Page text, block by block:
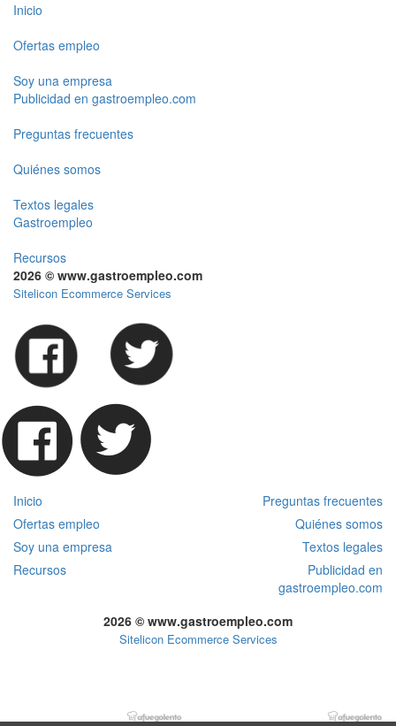
Inicio
Ofertas empleo
Soy una empresa
Publicidad en gastroempleo.com
Preguntas frecuentes
Quiénes somos
Textos legales
Gastroempleo
Recursos
2026 © www.gastroempleo.com
Sitelicon Ecommerce Services
Inicio
Preguntas frecuentes
Ofertas empleo
Quiénes somos
Soy una empresa
Textos legales
Recursos
Publicidad en
gastroempleo.com
2026 © www.gastroempleo.com
Sitelicon Ecommerce Services